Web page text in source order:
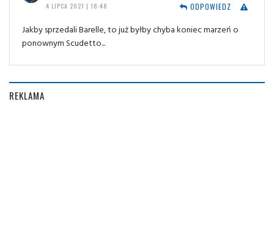
4 LIPCA 2021 | 18:48
ODPOWIEDZ
Jakby sprzedali Barelle, to już byłby chyba koniec marzeń o
ponownym Scudetto...
REKLAMA